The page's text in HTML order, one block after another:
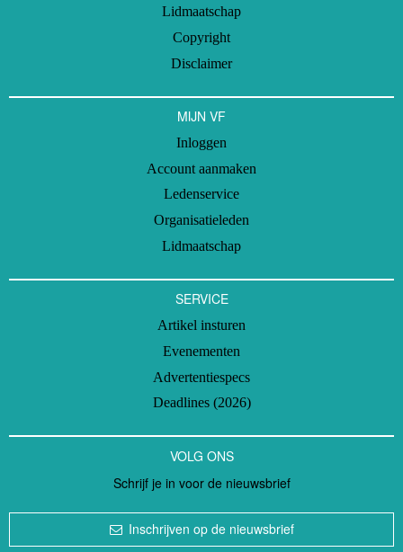
Lidmaatschap
Copyright
Disclaimer
MIJN VF
Inloggen
Account aanmaken
Ledenservice
Organisatieleden
Lidmaatschap
SERVICE
Artikel insturen
Evenementen
Advertentiespecs
Deadlines (2026)
VOLG ONS
Schrijf je in voor de nieuwsbrief
Inschrijven op de nieuwsbrief